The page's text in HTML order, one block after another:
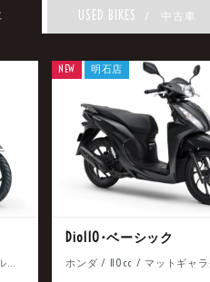
USED BIKES / 中古車
ホンダ / 110cc / マットテクノシルバーメタリック
Dio110･ベーシック
NEW 明石店